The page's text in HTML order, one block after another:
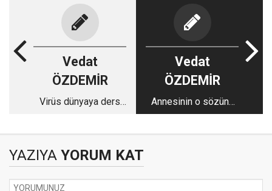
Vedat
ÖZDEMİR
Virüs dünyaya ders
Vedat
ÖZDEMİR
Annesinin o sözünü
hiç aklından
YAZIYA YORUM KAT